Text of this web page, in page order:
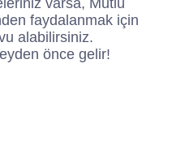
varsa, Mutlu
faydalanmak için
alabilirsiniz.
önce gelir!